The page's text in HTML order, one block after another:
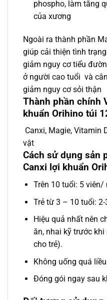
phospho, làm tăng
của xương
Ngoài ra thành phần
giúp cải thiện tình
giảm nguy cơ tiểu
ở người cao tuổi và
giảm nguy cơ sỏi thận
Thành phần chính
khuẩn Orihino túi
Canxi, Magie, Vitamin
vật
Cách sử dụng sản
Canxi lợi khuẩn
Trên 10 tuổi: 5 viên/
Trẻ từ 3 – 10 tuổi:
Hiệu quả nhất nên
ăn, nhai kỹ trước
cho trẻ).
Không uống quá
Đóng gói ngay sau